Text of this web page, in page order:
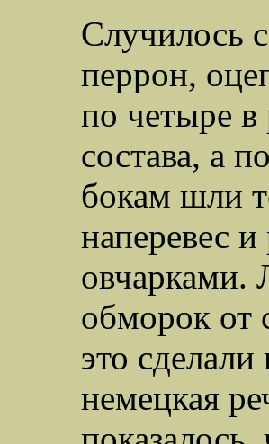
Случилось
перрон,
по четыре в
состава, а
бокам шли
наперевес
овчарками.
обморок от
это
немецкая